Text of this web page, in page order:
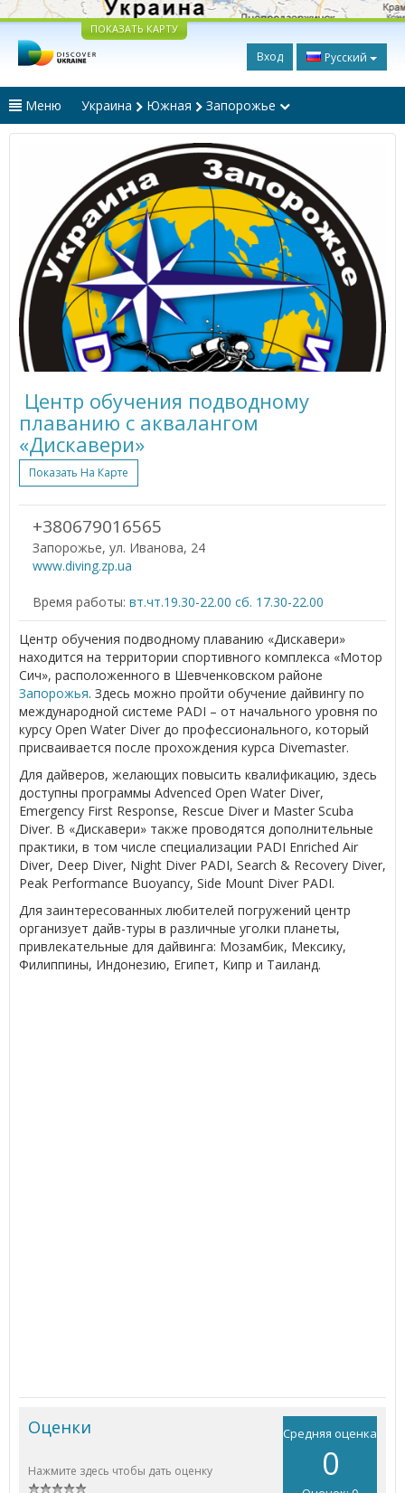
ПОКАЗАТЬ КАРТУ
Вход Русский
Меню Украина Южная Запорожье
Центр обучения подводному
плаванию с аквалангом
«Дискавери»
Показать На Карте
+380679016565
Запорожье, ул. Иванова, 24
www.diving.zp.ua
Время работы: вт.чт.19.30-22.00 сб. 17.30-22.00
Центр обучения подводному плаванию «Дискавери»
находится на территории спортивного комплекса «Мотор
Сич», расположенного в Шевченковском районе
Запорожья. Здесь можно пройти обучение дайвингу по
международной системе PADI – от начального уровня по
курсу Open Water Diver до профессионального, который
присваивается после прохождения курса Divemaster.
Для дайверов, желающих повысить квалификацию, здесь
доступны программы Advenced Open Water Diver,
Emergency First Response, Rescue Diver и Master Scuba
Diver. В «Дискавери» также проводятся дополнительные
практики, в том числе специализации PADI Enriched Air
Diver, Deep Diver, Night Diver PADI, Search & Recovery Diver,
Peak Performance Buoyancy, Side Mount Diver PADI.
Для заинтересованных любителей погружений центр
организует дайв-туры в различные уголки планеты,
привлекательные для дайвинга: Мозамбик, Мексику,
Филиппины, Индонезию, Египет, Кипр и Таиланд.
Средняя оценка
0
Оценки
Нажмите здесь чтобы дать оценку